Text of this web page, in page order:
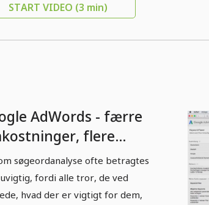
START VIDEO (3 min)
AdWords - færre
flere
- 2.1
ord
søgeordanalyse ofte betragtes
fordi alle tror, de ved
hvad der er vigtigt for dem,